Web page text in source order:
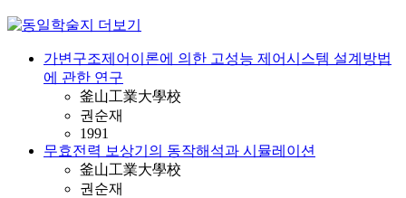
가변구조제어이론에 의한 고성능 제어시스템 설계방법
에 관한 연구
釜山工業大學校
권순재
1991
무효전력 보상기의 동작해석과 시뮬레이션
釜山工業大學校
권순재